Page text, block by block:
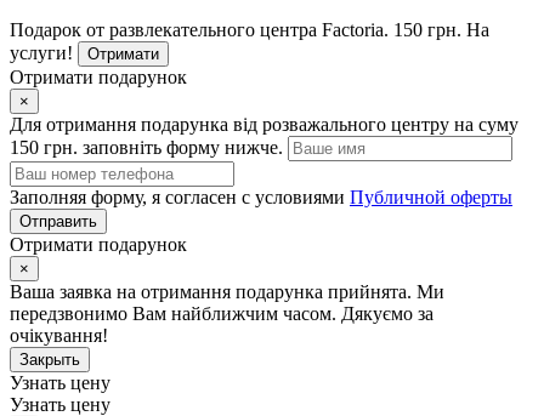
Подарок от развлекательного центра Factoria. 150 грн. На
услуги!
Отримати
Отримати подарунок
×
Для отримання подарунка від розважального центру на суму
150 грн. заповніть форму нижче.
Заполняя форму, я согласен с условиями Публичной оферты
Отправить
Отримати подарунок
×
Ваша заявка на отримання подарунка прийнята. Ми
передзвонимо Вам найближчим часом. Дякуємо за
очікування!
Закрыть
Узнать цену
Узнать цену